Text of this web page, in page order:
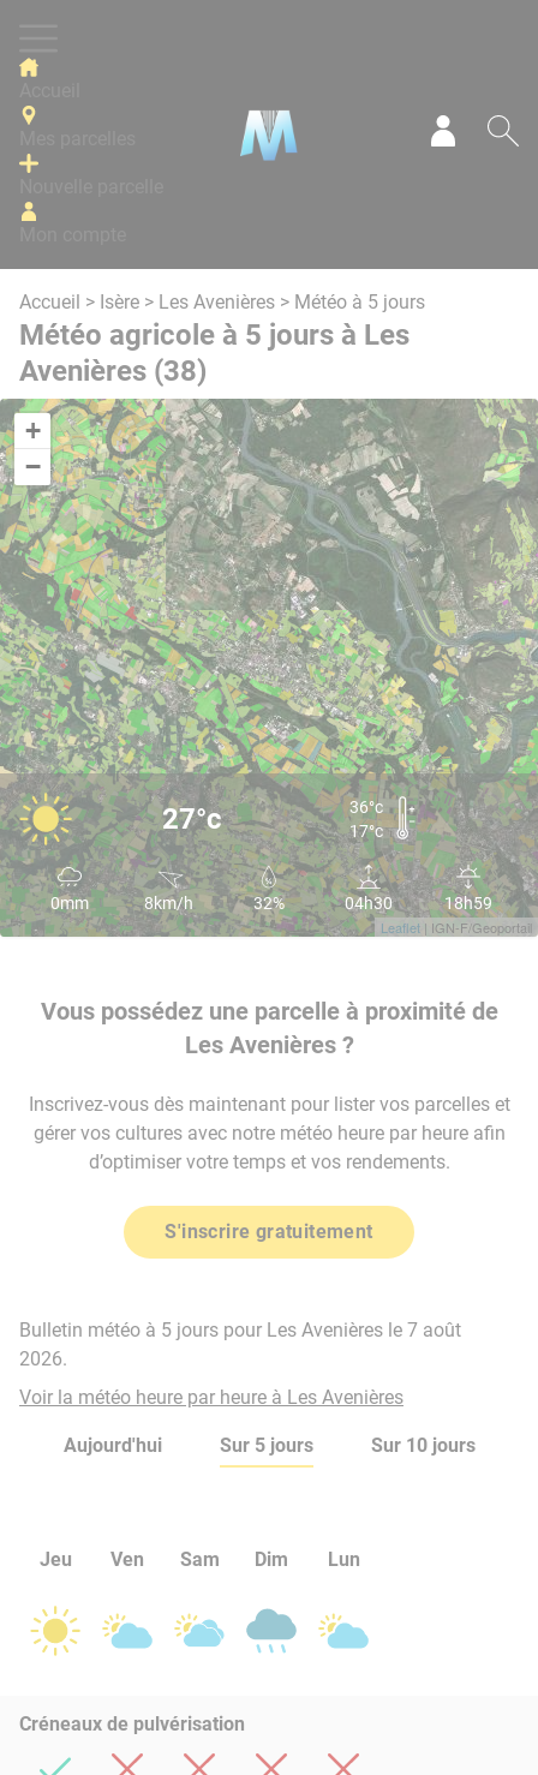
Accueil > Isère > Les Avenières > Météo à 5 jours
Météo agricole à 5 jours à Les
Avenières (38)
+
−
Leaflet | IGN-F/Geoportail
27°c
36°c
17°c
0mm 8km/h 32% 04h30 18h59
Vous possédez une parcelle à proximité de
Les Avenières ?
Inscrivez-vous dès maintenant pour lister vos parcelles et
gérer vos cultures avec notre météo heure par heure afin
d’optimiser votre temps et vos rendements.
S'inscrire gratuitement
Bulletin météo à 5 jours pour Les Avenières le 7 août
2026.
Voir la météo heure par heure à Les Avenières
Aujourd'hui Sur 5 jours Sur 10 jours
Jeu Ven Sam Dim Lun
Créneaux de pulvérisation